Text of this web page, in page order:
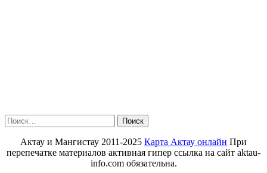
Найти:
Актау и Мангистау 2011-2025 Карта Актау онлайн При
перепечатке материалов активная гипер ссылка на сайт aktau-
info.com обязательна.